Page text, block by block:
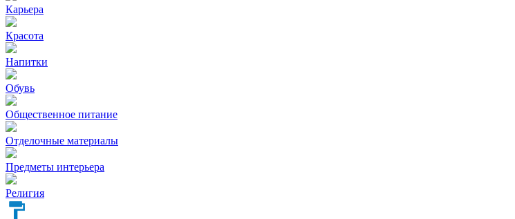
Карьера
Красота
Напитки
Обувь
Общественное питание
Отделочные материалы
Предметы интерьера
Религия